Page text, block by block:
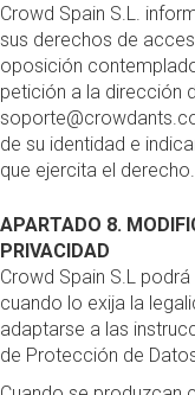
Crowd Spain S.L.
sus derechos de
oposición
petición a la dirección
de su identidad e
que ejercita el derecho.
APARTADO 8.
PRIVACIDAD
Crowd Spain S.L
cuando lo exija la
adaptarse a las
de Protección de